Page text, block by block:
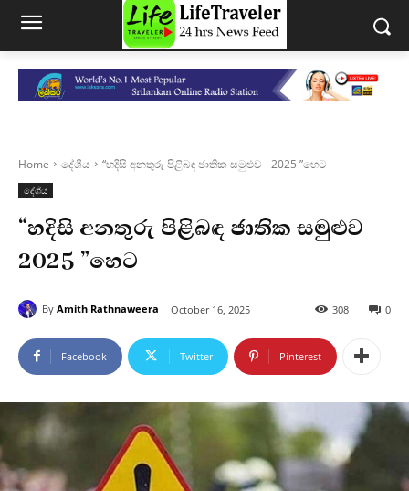
Home දේශීය “හදිසි අනතුරු පිළිබඳ ජාතික සමුළුව - 2025 ”හෙට
දේශීය
“හදිසි අනතුරු පිළිබඳ ජාතික සමුළුව –
2025 ”හෙට
By Amith Rathnaweera October 16, 2025 0
308
Facebook Twitter Pinterest